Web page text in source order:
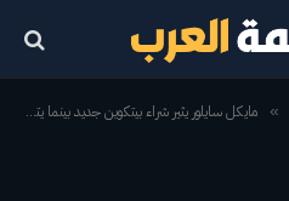
» مايكل سايلور يثير شراء بيتكوين جديد بينما يتطلع السعر إلى ATHs جديدة